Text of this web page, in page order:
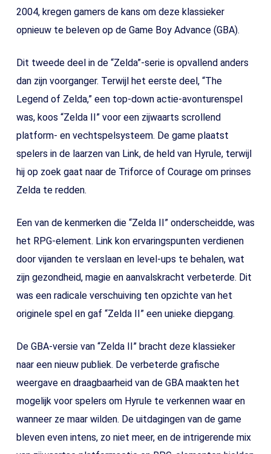
2004, kregen gamers de kans om deze klassieker
opnieuw te beleven op de Game Boy Advance (GBA).
Dit tweede deel in de “Zelda”-serie is opvallend anders
dan zijn voorganger. Terwijl het eerste deel, “The
Legend of Zelda,” een top-down actie-avonturenspel
was, koos “Zelda II” voor een zijwaarts scrollend
platform- en vechtspelsysteem. De game plaatst
spelers in de laarzen van Link, de held van Hyrule, terwijl
hij op zoek gaat naar de Triforce of Courage om prinses
Zelda te redden.
Een van de kenmerken die “Zelda II” onderscheidde, was
het RPG-element. Link kon ervaringspunten verdienen
door vijanden te verslaan en level-ups te behalen, wat
zijn gezondheid, magie en aanvalskracht verbeterde. Dit
was een radicale verschuiving ten opzichte van het
originele spel en gaf “Zelda II” een unieke diepgang.
De GBA-versie van “Zelda II” bracht deze klassieker
naar een nieuw publiek. De verbeterde grafische
weergave en draagbaarheid van de GBA maakten het
mogelijk voor spelers om Hyrule te verkennen waar en
wanneer ze maar wilden. De uitdagingen van de game
bleven even intens, zo niet meer, en de intrigerende mix